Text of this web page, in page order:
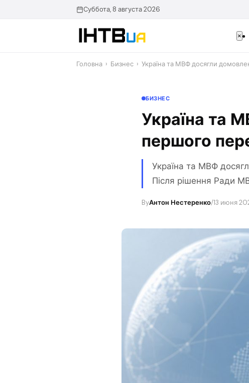
Суббота, 8 августа 2026
×
Головна › Бизнес › Україна та МВФ досягли
БИЗНЕС
Україна та
першого
Україна та МВФ
Після рішення Ради
ByАнтон Нестеренко/13 июня